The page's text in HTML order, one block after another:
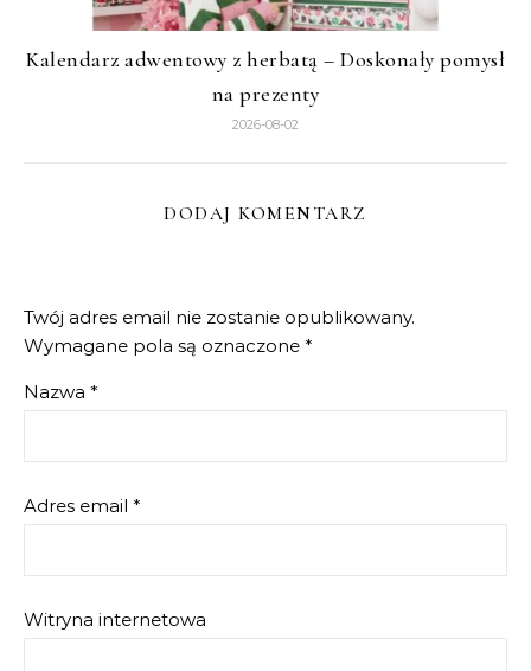
Kalendarz adwentowy z herbatą – Doskonały pomysł
na prezenty
2026-08-02
DODAJ KOMENTARZ
Twój adres email nie zostanie opublikowany.
Wymagane pola są oznaczone *
Nazwa *
Adres email *
Witryna internetowa